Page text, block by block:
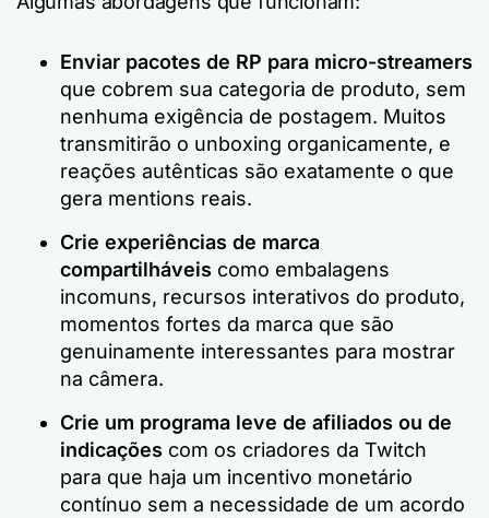
Enviar pacotes de RP para micro-streamers
que cobrem sua categoria de produto, sem
nenhuma exigência de postagem. Muitos
transmitirão o unboxing organicamente, e
reações autênticas são exatamente o que
gera mentions reais.
Crie experiências de marca
compartilháveis como embalagens
incomuns, recursos interativos do produto,
momentos fortes da marca que são
genuinamente interessantes para mostrar
na câmera.
Crie um programa leve de afiliados ou de
indicações com os criadores da Twitch
para que haja um incentivo monetário
contínuo sem a necessidade de um acordo